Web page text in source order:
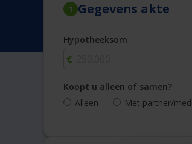
1 Gegevens akte
Hypotheeksom
Koopt u alleen of samen?
Alleen
Met partner/